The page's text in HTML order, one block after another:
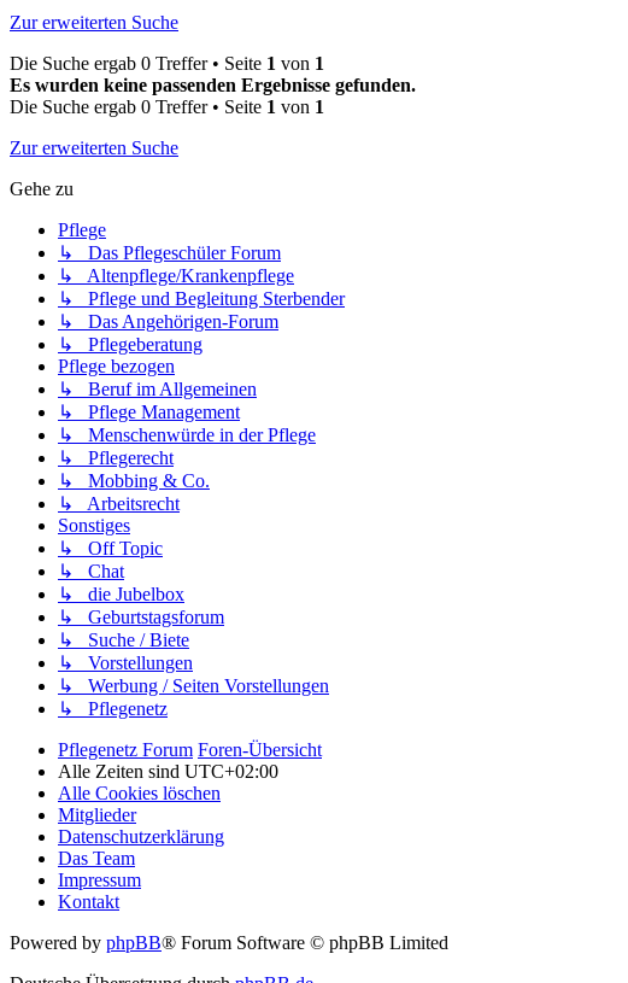
Zur erweiterten Suche
Die Suche ergab 0 Treffer • Seite 1 von 1
Es wurden keine passenden Ergebnisse gefunden.
Die Suche ergab 0 Treffer • Seite 1 von 1
Zur erweiterten Suche
Gehe zu
Pflege
↳ Das Pflegeschüler Forum
↳ Altenpflege/Krankenpflege
↳ Pflege und Begleitung Sterbender
↳ Das Angehörigen-Forum
↳ Pflegeberatung
Pflege bezogen
↳ Beruf im Allgemeinen
↳ Pflege Management
↳ Menschenwürde in der Pflege
↳ Pflegerecht
↳ Mobbing & Co.
↳ Arbeitsrecht
Sonstiges
↳ Off Topic
↳ Chat
↳ die Jubelbox
↳ Geburtstagsforum
↳ Suche / Biete
↳ Vorstellungen
↳ Werbung / Seiten Vorstellungen
↳ Pflegenetz
Pflegenetz Forum Foren-Übersicht
Alle Zeiten sind UTC+02:00
Alle Cookies löschen
Mitglieder
Datenschutzerklärung
Das Team
Impressum
Kontakt
Powered by phpBB® Forum Software © phpBB Limited